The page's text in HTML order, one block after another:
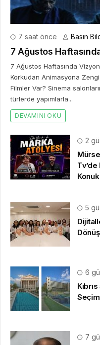
7 saat önce Basın
7 Ağustos
7 Ağustos Haftasında
Korkudan Animasyona
Filmler Var? Sinema
türlerde yapımlarla...
DEVAMINI OKU
2
5
6
7